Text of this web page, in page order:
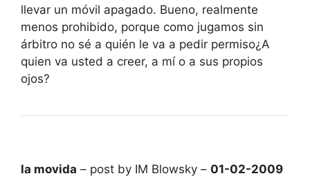
llevar un móvil apagado. Bueno, realmente
menos prohibido, porque como jugamos sin
árbitro no sé a quién le va a pedir permiso¿A
quien va usted a creer, a mí o a sus propios
ojos?
la movida – post by IM Blowsky – 01-02-2009